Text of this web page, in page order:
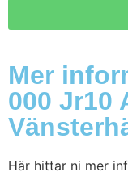
Mer
000 Jr10
Här hittar ni mer